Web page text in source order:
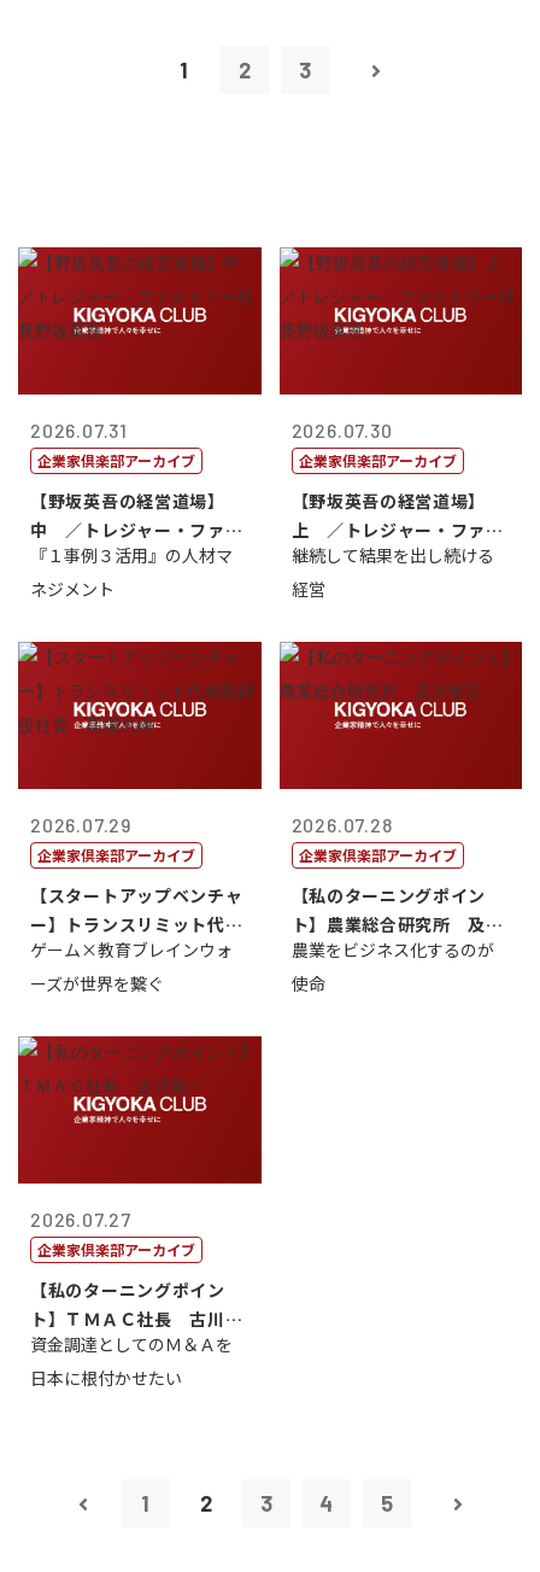
1 2 3
2026.07.31
企業家倶楽部アーカイブ
【野坂英吾の経営道場】
中 ／トレジャー・ファク
トリー社長野坂...
『１事例３活用』の人材マ
ネジメント
2026.07.30
企業家倶楽部アーカイブ
【野坂英吾の経営道場】
上 ／トレジャー・ファク
トリー社長野坂...
継続して結果を出し続ける
経営
2026.07.29
企業家倶楽部アーカイブ
【スタートアップベンチャ
ー】トランスリミット代表
取締役社長 ...
ゲーム×教育ブレインウォ
ーズが世界を繋ぐ
2026.07.28
企業家倶楽部アーカイブ
【私のターニングポイン
ト】農業総合研究所 及川
智正
農業をビジネス化するのが
使命
2026.07.27
企業家倶楽部アーカイブ
【私のターニングポイン
ト】ＴＭＡＣ社長 古川英
一
資金調達としてのＭ＆Ａを
日本に根付かせたい
1 2 3 4 5